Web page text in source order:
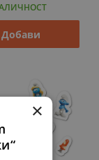
Добави
×